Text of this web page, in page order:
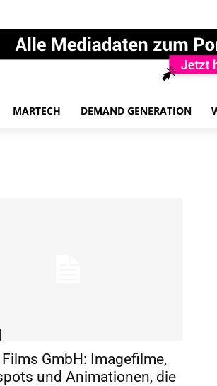
MARTECH DEMAND GENERATION
GmbH: Imagefilme,
und Animationen, die